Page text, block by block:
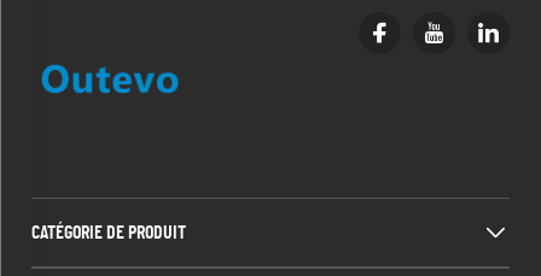
CATÉGORIE DE PRODUIT